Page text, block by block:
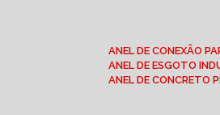
ANEL DE CONEXÃO
ANEL DE ESGOTO
ANEL DE